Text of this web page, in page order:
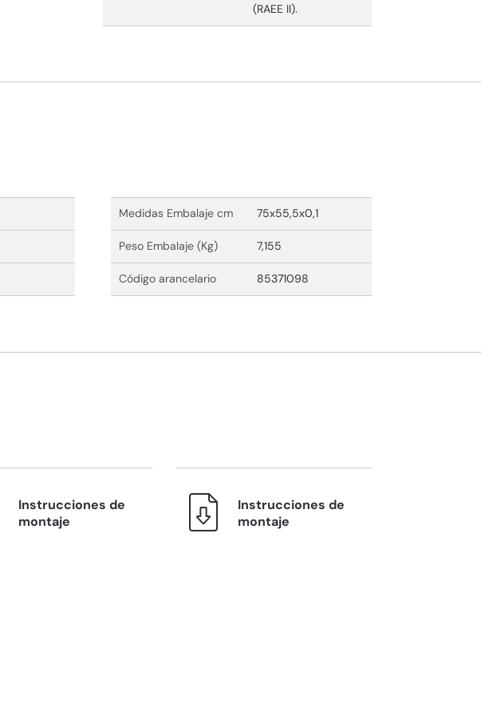
(RAEE II).
Medidas Embalaje cm 75x55,5x0,1
Peso Embalaje (Kg) 7,155
Código arancelario 85371098
Instrucciones de
montaje
Instrucciones de
montaje